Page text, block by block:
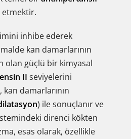
etmektir.
inhibe ederek
kan damarlarının
olan güçlü bir kimyasal
II seviyelerini
damarlarının
) ile sonuçlanır ve
direnci kökten
esas olarak, özellikle